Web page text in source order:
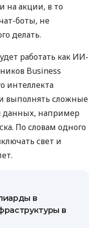
на акции, в то
боты, не
делать.
работать как ИИ-
Business
интеллекта
выполнять сложные
данных, например
По словам одного
свет и
в
в